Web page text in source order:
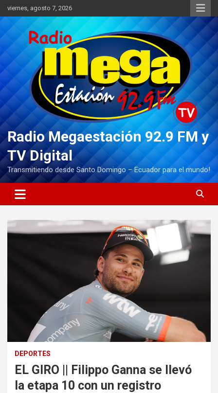
Saltar
al
contenido
viernes, agosto 7, 2026
Radio Megaestación 92.9 FM y
TV Digital
Transmitiendo desde Santo Domingo – Ecuador para el mundo!
DEPORTES
EL GIRO || Filippo Ganna se llevó
la etapa 10 con un registro